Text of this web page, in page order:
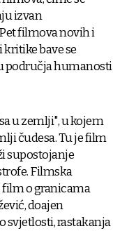
izvan
filmova novih i
bave se
područja humanosti
u zemlji", u kojem
čudesa. Tu je film
supostojanje
Filmska
film o granicama
doajen
svjetlosti, rastakanja